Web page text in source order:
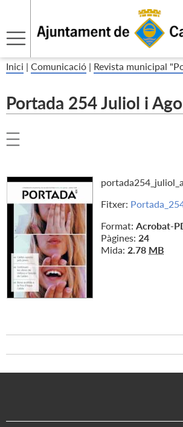
Inici | Comunicació | Revista municipal
Portada 254 Juliol i
Fitxer:
Format: Acrobat-
Pàgines: 24
Mida: 2.78 MB